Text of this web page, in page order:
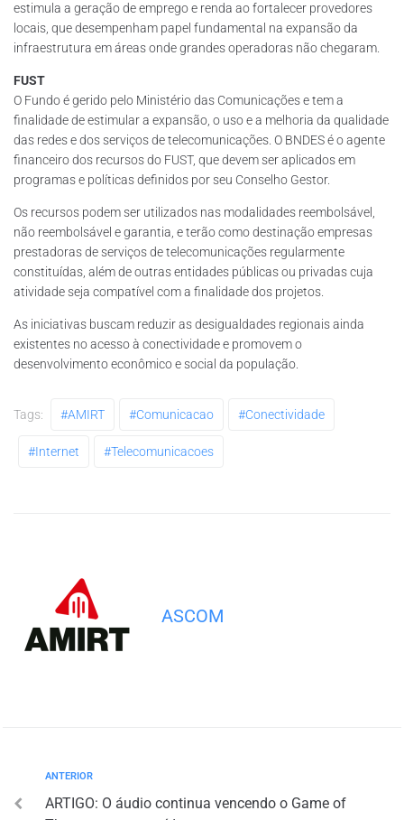
estimula a geração de emprego e renda ao fortalecer provedores
locais, que desempenham papel fundamental na expansão da
infraestrutura em áreas onde grandes operadoras não chegaram.
FUST
O Fundo é gerido pelo Ministério das Comunicações e tem a
finalidade de estimular a expansão, o uso e a melhoria da qualidade
das redes e dos serviços de telecomunicações. O BNDES é o agente
financeiro dos recursos do FUST, que devem ser aplicados em
programas e políticas definidos por seu Conselho Gestor.
Os recursos podem ser utilizados nas modalidades reembolsável,
não reembolsável e garantia, e terão como destinação empresas
prestadoras de serviços de telecomunicações regularmente
constituídas, além de outras entidades públicas ou privadas cuja
atividade seja compatível com a finalidade dos projetos.
As iniciativas buscam reduzir as desigualdades regionais ainda
existentes no acesso à conectividade e promovem o
desenvolvimento econômico e social da população.
Tags: #AMIRT #comunicacao #conectividade
#internet #telecomunicacoes
ASCOM
ANTERIOR
ARTIGO: O áudio continua vencendo o Game of